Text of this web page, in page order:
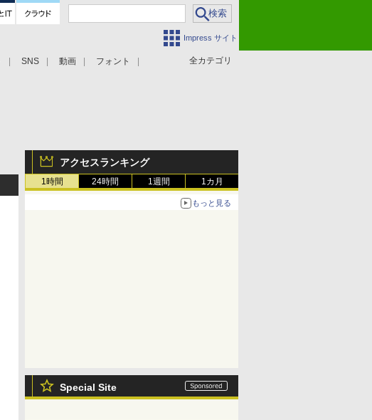
Impress サイト
全カテゴリ
SNS 動画 フォント
アクセスランキング
1時間 24時間 1週間 1カ月
もっと見る
Special Site